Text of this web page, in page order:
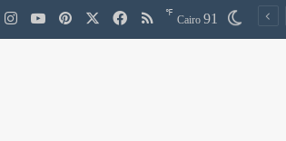
Cairo 91
℉ ملخص الموقع RSS
فيسبوك بينتيريست